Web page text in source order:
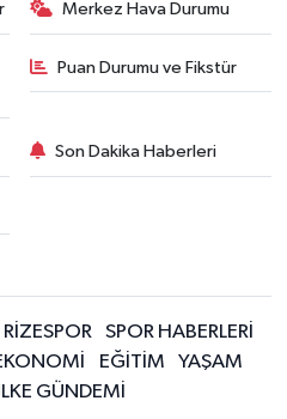
Merkez Hava Durumu
Puan Durumu ve Fikstür
Son Dakika Haberleri
SPOR HABERLERİ
EĞİTİM
YAŞAM
GÜNDEMİ